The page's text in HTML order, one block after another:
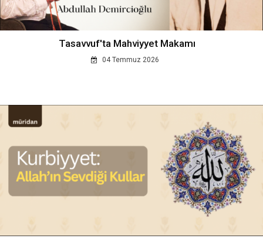
Tasavvuf'ta Mahviyyet Makamı
04 Temmuz 2026